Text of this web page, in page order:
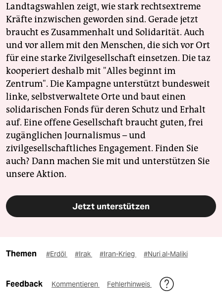
Landtagswahlen zeigt, wie stark rechtsextreme
Kräfte inzwischen geworden sind. Gerade jetzt
braucht es Zusammenhalt und Solidarität. Auch
und vor allem mit den Menschen, die sich vor Ort
für eine starke Zivilgesellschaft einsetzen. Die taz
kooperiert deshalb mit "Alles beginnt im
Zentrum". Die Kampagne unterstützt bundesweit
linke, selbstverwaltete Orte und baut einen
solidarischen Fonds für deren Schutz und Erhalt
auf. Eine offene Gesellschaft braucht guten, frei
zugänglichen Journalismus – und
zivilgesellschaftliches Engagement. Finden Sie
auch? Dann machen Sie mit und unterstützen Sie
unsere Aktion.
Jetzt unterstützen
Themen #Erdöl #Irak #Iran-Krieg #Nuri al-Maliki
Feedback Kommentieren Fehlerhinweis